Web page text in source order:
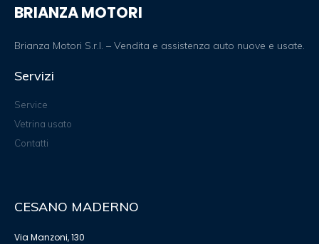
BRIANZA MOTORI
Brianza Motori S.r.l. – Vendita e assistenza auto nuove e usate.
Servizi
Service
Vetrina usato
Contatti
CESANO MADERNO
Via Manzoni, 130